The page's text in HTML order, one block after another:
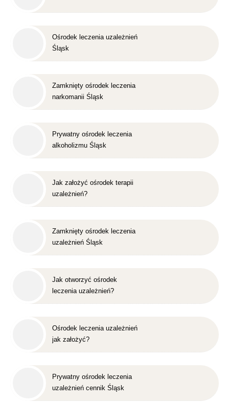
Ośrodek leczenia uzależnień
Śląsk
Zamknięty ośrodek leczenia
narkomanii Śląsk
Prywatny ośrodek leczenia
alkoholizmu Śląsk
Jak założyć ośrodek terapii
uzależnień?
Zamknięty ośrodek leczenia
uzależnień Śląsk
Jak otworzyć ośrodek
leczenia uzależnień?
Ośrodek leczenia uzależnień
jak założyć?
Prywatny ośrodek leczenia
uzależnień cennik Śląsk